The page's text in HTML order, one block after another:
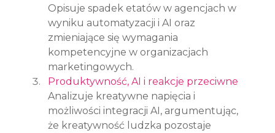
Opisuje spadek etatów w agencjach w
wyniku automatyzacji i AI oraz
zmieniające się wymagania
kompetencyjne w organizacjach
marketingowych.
Produktywność, AI i reakcje przeciwne
Analizuje kreatywne napięcia i
możliwości integracji AI, argumentując,
że kreatywność ludzka pozostaje